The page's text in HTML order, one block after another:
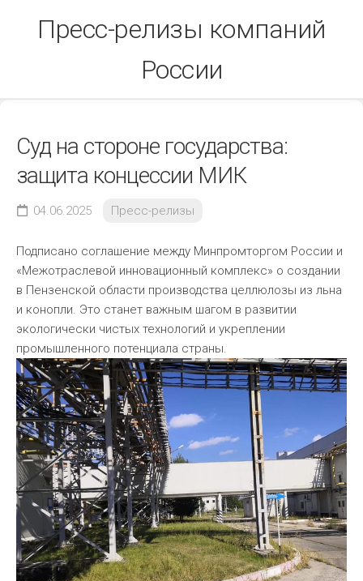
Пресс-релизы компаний
России
Суд на стороне государства:
защита концессии МИК
04.06.2025 Пресс-релизы
Подписано соглашение между Минпромторгом России и
«Межотраслевой инновационный комплекс» о создании
в Пензенской области производства целлюлозы из льна
и конопли. Это станет важным шагом в развитии
экологически чистых технологий и укреплении
промышленного потенциала страны.